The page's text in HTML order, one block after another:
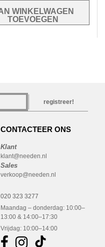
registreer!
CONTACTEER ONS
Klant
klant@needen.nl
Sales
verkoop@needen.nl
020 323 3277
Maandag – donderdag: 10:00–
13:00 & 14:00–17:30
Vrijdag: 10:00–14:00